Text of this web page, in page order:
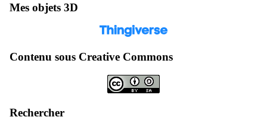
Mes objets 3D
Contenu sous Creative Commons
Rechercher